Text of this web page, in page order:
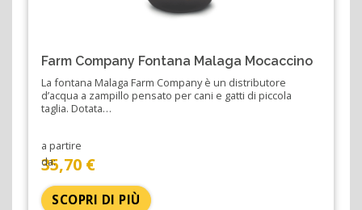
Farm Company Fontana Malaga Mocaccino
La fontana Malaga Farm Company è un distributore
d’acqua a zampillo pensato per cani e gatti di piccola
taglia. Dotata…
a partire
da:
35,70 €
SCOPRI DI PIÙ